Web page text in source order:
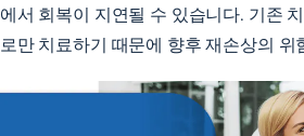
에서 회복이 지연될 수 있습니다. 기존
로만 치료하기 때문에 향후 재손상의 위